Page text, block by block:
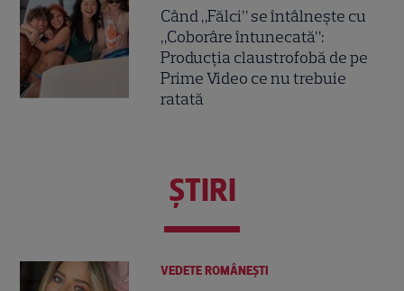
Când „Fălci” se întâlnește cu
„Coborâre întunecată”:
Producția claustrofobă de pe
Prime Video ce nu trebuie
ratată
ŞTIRI
VEDETE ROMÂNEŞTI